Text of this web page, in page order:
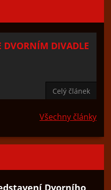
DVORNÍM DIVADLE
Celý článek
Všechny články
Dvorního